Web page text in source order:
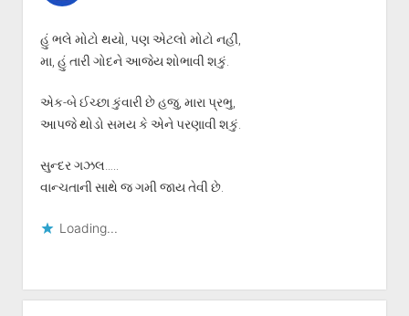
હું ભલે મોટો થયો, પણ એટલો મોટો નહીં,
મા, હું તારી ગોદને આજેય શોભાવી શકું.
એક-બે ઈચ્છા કુંવારી છે હજુ, મારા પ્રભુ,
આપજે થોડો સમય કે એને પરણાવી શકું.
સુન્દર ગઝલ…..
વાન્ચતાની સાથે જ ગમી જાય તેવી છે.
Loading...